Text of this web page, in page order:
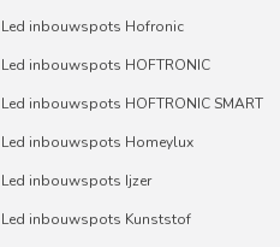
Led inbouwspots Hofronic
Led inbouwspots HOFTRONIC
Led inbouwspots HOFTRONIC SMART
Led inbouwspots Homeylux
Led inbouwspots Ijzer
Led inbouwspots Kunststof